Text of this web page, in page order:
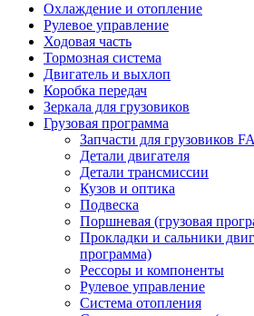
Охлаждение и отопление
Рулевое управление
Ходовая часть
Тормозная система
Двигатель и выхлоп
Коробка передач
Зеркала для грузовиков
Грузовая программа
Запчасти для грузовиков
Детали двигателя
Детали трансмиссии
Кузов и оптика
Подвеска
Поршневая (грузовая
Прокладки и сальники
программа)
Рессоры и компоненты
Рулевое управление
Система отопления